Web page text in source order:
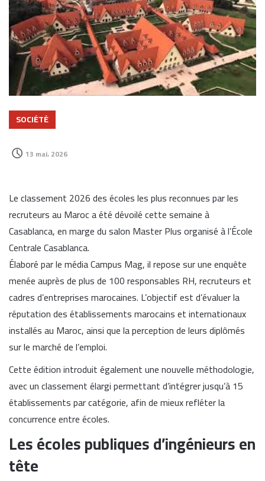
SOCIÉTÉ
13 mai، 2026
Le classement 2026 des écoles les plus reconnues par les
recruteurs au Maroc a été dévoilé cette semaine à
Casablanca, en marge du salon Master Plus organisé à l’École
Centrale Casablanca.
Élaboré par le média Campus Mag, il repose sur une enquête
menée auprès de plus de 100 responsables RH, recruteurs et
cadres d’entreprises marocaines. L’objectif est d’évaluer la
réputation des établissements marocains et internationaux
installés au Maroc, ainsi que la perception de leurs diplômés
sur le marché de l’emploi.
Cette édition introduit également une nouvelle méthodologie,
avec un classement élargi permettant d’intégrer jusqu’à 15
établissements par catégorie, afin de mieux refléter la
concurrence entre écoles.
Les écoles publiques d’ingénieurs en
tête